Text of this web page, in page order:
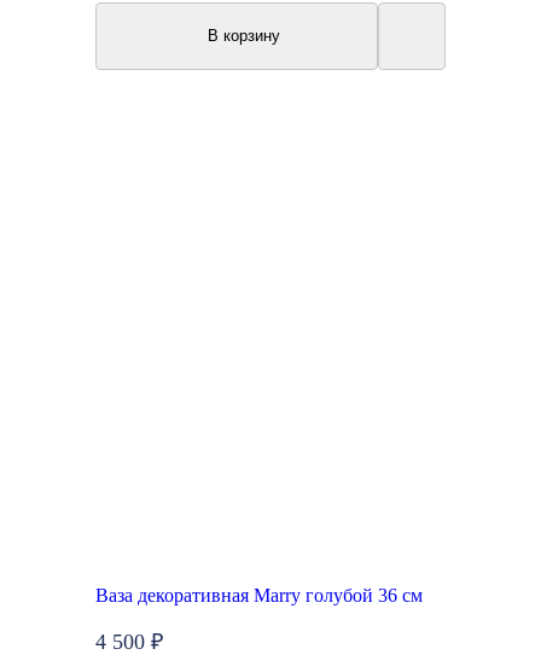
В корзину
Ваза декоративная Marry голубой 36 см
4 500 ₽